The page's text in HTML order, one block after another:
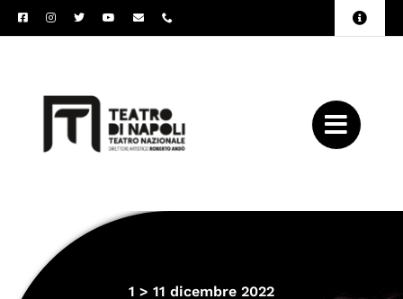
Salta
al
Toggle
1 > 11 dicembre 2022